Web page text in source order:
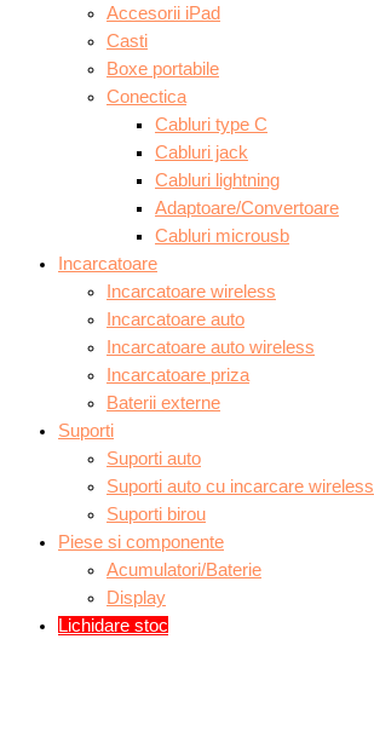
Accesorii iPad
Casti
Boxe portabile
Conectica
Cabluri type C
Cabluri jack
Cabluri lightning
Adaptoare/Convertoare
Cabluri microusb
Incarcatoare
Incarcatoare wireless
Incarcatoare auto
Incarcatoare auto wireless
Incarcatoare priza
Baterii externe
Suporti
Suporti auto
Suporti auto cu incarcare wireless
Suporti birou
Piese si componente
Acumulatori/Baterie
Display
Lichidare stoc